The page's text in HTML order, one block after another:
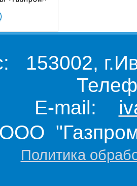
153002,
E-mail:
"Газпром
Политика